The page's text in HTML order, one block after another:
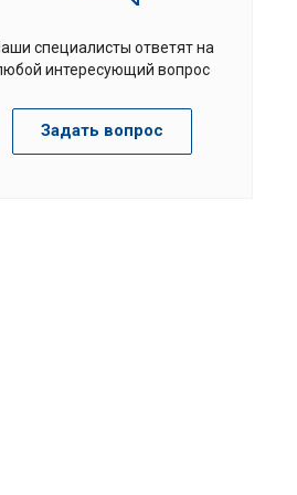
специалисты ответят на
интересующий вопрос
Задать вопрос